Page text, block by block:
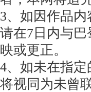
3、如因作品
请在7日内与
映或更正。
4、如未在指
将视同为未曾